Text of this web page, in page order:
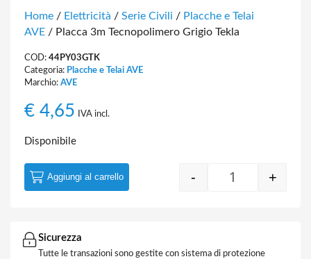
Home / Elettricità / Serie Civili / Placche e Telai
AVE / Placca 3m Tecnopolimero Grigio Tekla
COD: 44PY03GTK
Categoria: Placche e Telai AVE
Marchio: AVE
€ 4,65 IVA incl.
Disponibile
Placca 3m
- +
Aggiungi al carrello
Sicurezza
Tutte le transazioni sono gestite con sistema di protezione